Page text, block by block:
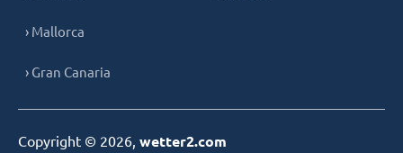
› Mallorca
› Gran Canaria
Copyright © 2026, wetter2.com